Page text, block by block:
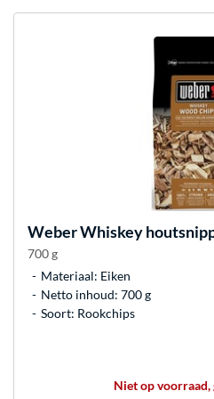
WeberWhiskey
700 g
Materiaal: Eiken
Netto inhoud: 700 g
Soort: Rookchips
Niet op